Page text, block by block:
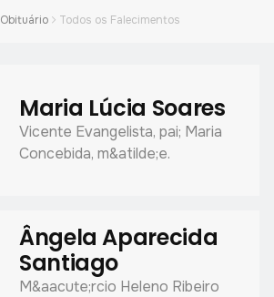
Obituário Todos os Falecimentos
Maria Lúcia Soares
Vicente Evangelista, pai; Maria
Concebida, m&atilde;e.
Ângela Aparecida
Santiago
M&aacute;rcio Heleno Ribeiro